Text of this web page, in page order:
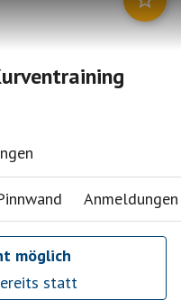
Anmeldungen
möglich
statt